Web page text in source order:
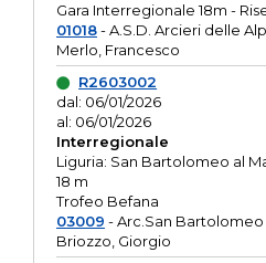
Gara Interregionale 18m -
01018- A.S.D. Arcieri delle
Merlo, Francesco
R2603002
dal: 06/01/2026
al: 06/01/2026
Interregionale
Liguria: San Bartolomeo al
18 m
Trofeo Befana
03009 - Arc.San Bartolomeo
Briozzo, Giorgio